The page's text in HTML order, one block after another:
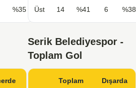
%35 Üst 14 %41 6 %38
Serik Belediyespor -
Toplam Gol
Toplam Dışarda